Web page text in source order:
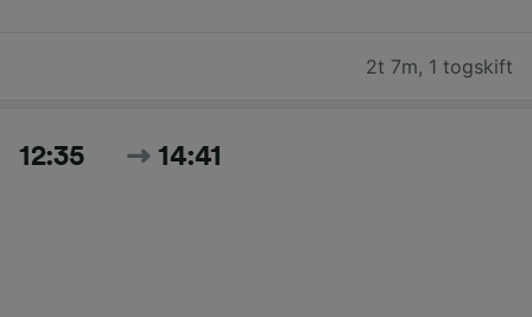
2t 7m, 1 togskift
12:35 14:41